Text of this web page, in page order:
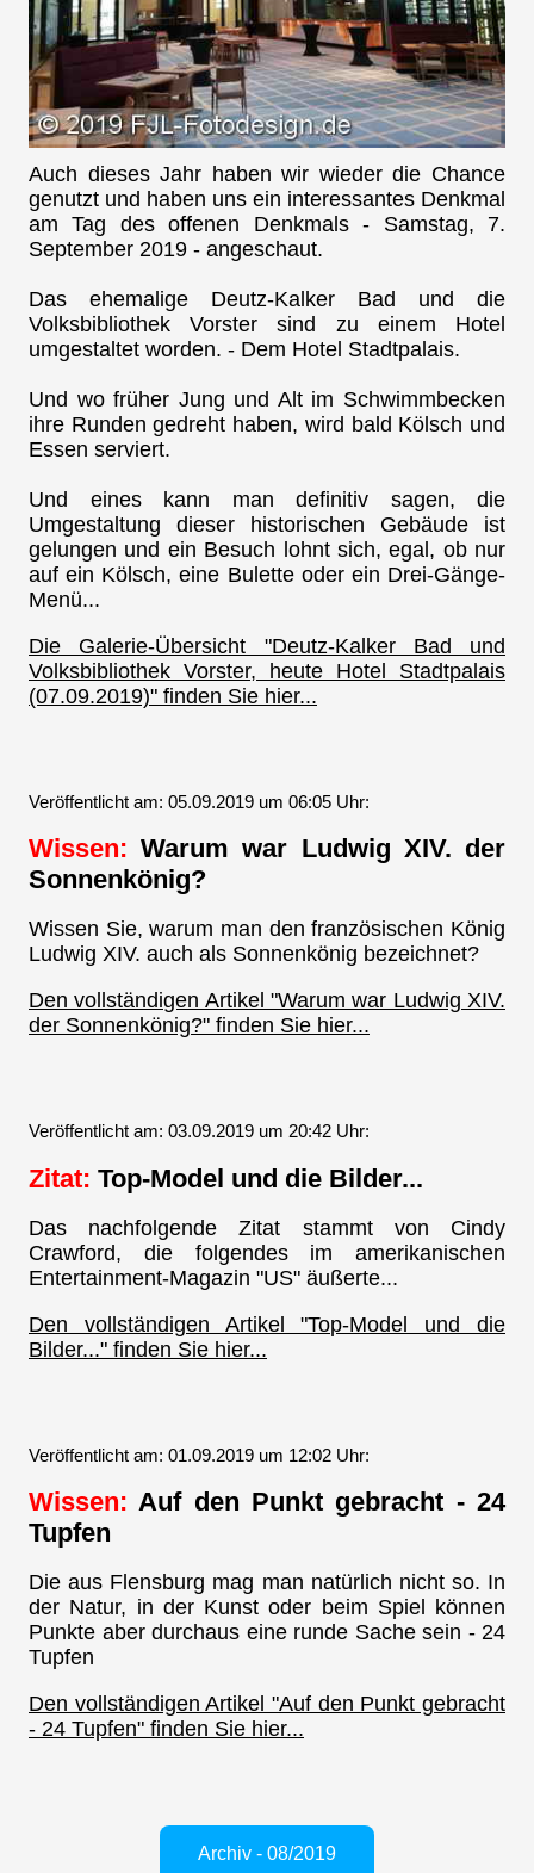
Auch dieses Jahr haben wir wieder die Chance
genutzt und haben uns ein interessantes Denkmal
am Tag des offenen Denkmals - Samstag, 7.
September 2019 - angeschaut.
Das ehemalige Deutz-Kalker Bad und die
Volksbibliothek Vorster sind zu einem Hotel
umgestaltet worden. - Dem Hotel Stadtpalais.
Und wo früher Jung und Alt im Schwimmbecken
ihre Runden gedreht haben, wird bald Kölsch und
Essen serviert.
Und eines kann man definitiv sagen, die
Umgestaltung dieser historischen Gebäude ist
gelungen und ein Besuch lohnt sich, egal, ob nur
auf ein Kölsch, eine Bulette oder ein Drei-Gänge-
Menü...
Die Galerie-Übersicht "Deutz-Kalker Bad und
Volksbibliothek Vorster, heute Hotel Stadtpalais
(07.09.2019)" finden Sie hier...
Veröffentlicht am: 05.09.2019 um 06:05 Uhr:
Wissen:Warum war Ludwig XIV. der
Sonnenkönig?
Wissen Sie, warum man den französischen König
Ludwig XIV. auch als Sonnenkönig bezeichnet?
Den vollständigen Artikel "Warum war Ludwig XIV.
der Sonnenkönig?" finden Sie hier...
Veröffentlicht am: 03.09.2019 um 20:42 Uhr:
Zitat: Top-Model und die Bilder...
Das nachfolgende Zitat stammt von Cindy
Crawford, die folgendes im amerikanischen
Entertainment-Magazin "US" äußerte...
Den vollständigen Artikel "Top-Model und die
Bilder..." finden Sie hier...
Veröffentlicht am: 01.09.2019 um 12:02 Uhr:
Wissen:Auf den Punkt gebracht - 24
Tupfen
Die aus Flensburg mag man natürlich nicht so. In
der Natur, in der Kunst oder beim Spiel können
Punkte aber durchaus eine runde Sache sein - 24
Tupfen
Den vollständigen Artikel "Auf den Punkt gebracht
- 24 Tupfen" finden Sie hier...
Archiv - 08/2019